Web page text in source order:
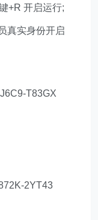
+R 开启运行;
真实身份开启
T83GX
2YT43